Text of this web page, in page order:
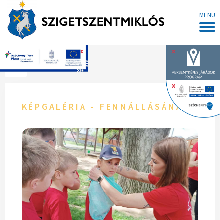
MENÜ
x
x
x
Főoldal
KÉPGALÉRIA - FENNÁLLÁSÁNAK 143.